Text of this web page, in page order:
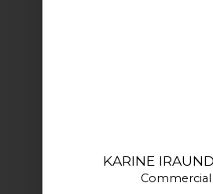
KARINE
Commercial